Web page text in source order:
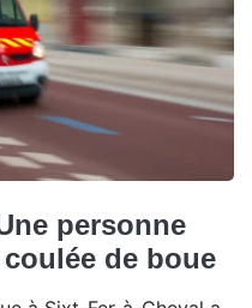
personne
de boue